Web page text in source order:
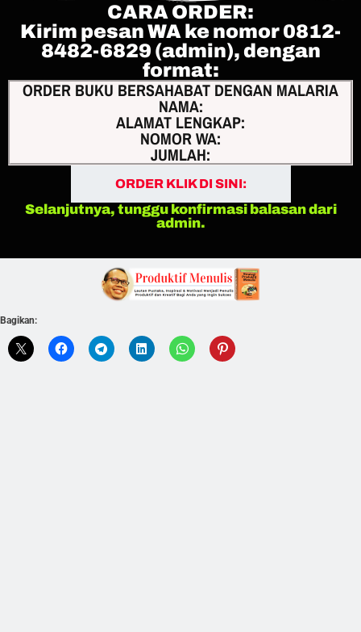
CARA ORDER:
Kirim pesan WA ke nomor 0812-
8482-6829 (admin), dengan
format:
ORDER BUKU BERSAHABAT DENGAN MALARIA
NAMA:
ALAMAT LENGKAP:
NOMOR WA:
JUMLAH:
ORDER KLIK DI SINI:
Selanjutnya, tunggu konfirmasi balasan dari
admin.
Bagikan: